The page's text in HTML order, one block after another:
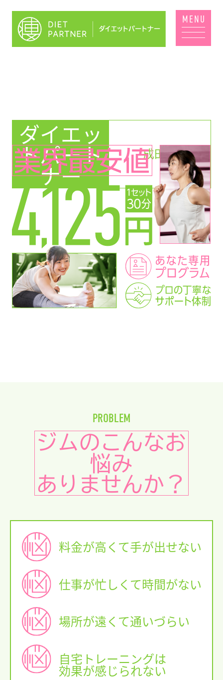
ダイエッ
トパート
ナー
成田店
PROBLEM
ジムのこんなお
悩み
ありませんか？
料金が高くて手が出せない
仕事が忙しくて時間がない
場所が遠くて通いづらい
自宅トレーニングは
効果が感じられない